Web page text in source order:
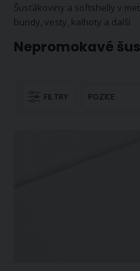
Šusťákoviny a softshelly v
bundy, vesty, kalhoty a další
Nepromokavé
FILTRY